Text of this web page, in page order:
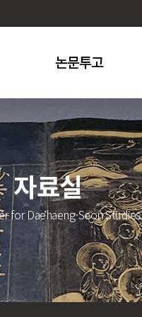
논문투고
자료실
for Daehaeng-Seon Studies